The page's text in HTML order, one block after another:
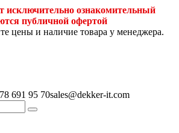
исключительно ознакомительный
публичной офертой
цены и наличие товара у менеджера.
691 95 70sales@dekker-it.com